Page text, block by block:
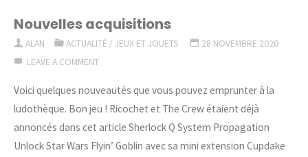
début
Décembre"
Nouvelles acquisitions
ALAN ACTUALITÉ /JEUX ET JOUETS
28 NOVEMBRE 2020
LEAVE A COMMENT
Voici quelques nouveautés que vous pouvez emprunter à la
ludothèque. Bon jeu ! Ricochet et The Crew étaient déjà
annoncés dans cet article Sherlock Q System Propagation
Unlock Star Wars Flyin’ Goblin avec sa mini extension Cupdake